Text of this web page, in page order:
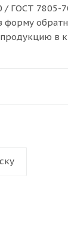
/ ГОСТ 7805-
форму
в